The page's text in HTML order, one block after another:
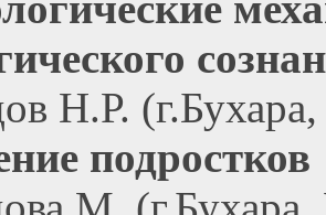
Н.Р.
подростков